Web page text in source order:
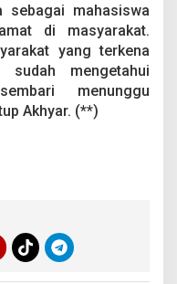
sebagai mahasiswa
di masyarakat.
yang terkena
sudah mengetahui
menunggu
Akhyar. (**)